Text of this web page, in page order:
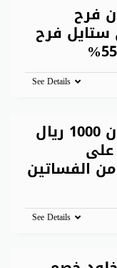
فرح
فرح
See Details
كود خصم شي ان 1000 ريال
الفساتين
See Details